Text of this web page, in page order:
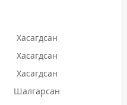
Хасагдсан
Хасагдсан
Хасагдсан
Шалгарсан